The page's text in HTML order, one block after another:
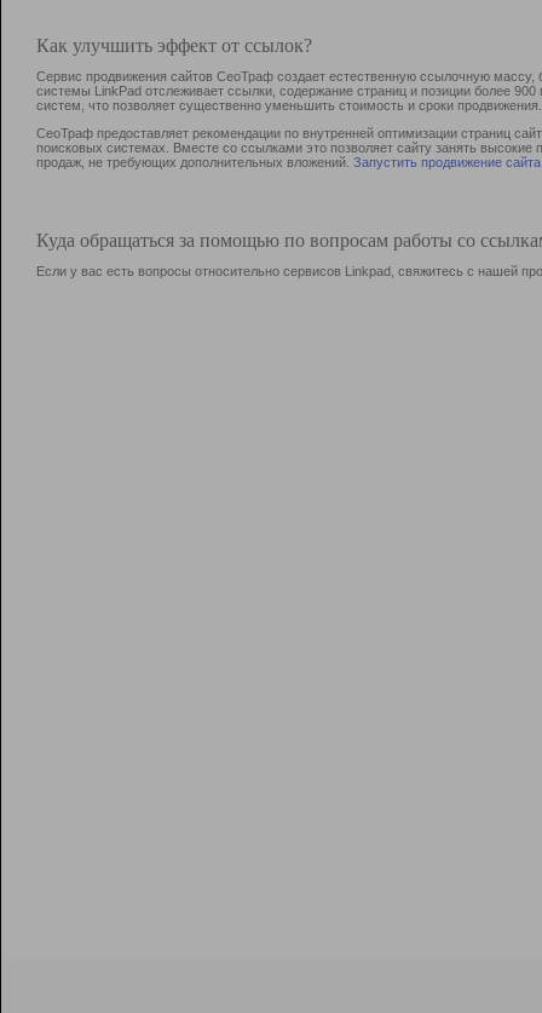
Как улучшить эффект от ссылок?
Сервис продвижения сайтов СеоТраф создает естественную ссылочную
системы LinkPad отслеживает ссылки, содержание страниц и позиции более
систем, что позволяет существенно уменьшить стоимость и сроки продвижения.
СеоТраф предоставляет рекомендации по внутренней оптимизации страниц
поисковых системах. Вместе со ссылками это позволяет сайту занять
продаж, не требующих дополнительных вложений. Запустить продвижение сайта
Куда обращаться за помощью по вопросам работы со
Если у вас есть вопросы относительно сервисов Linkpad, свяжитесь с нашей